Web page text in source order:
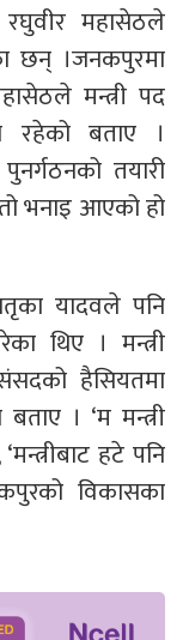
रघुवीर महासेठले
छन् ।जनकपुरमा
मन्त्री पद
रहेको बताए ।
तयारी
भनाइ आएको हो
यादवले पनि
थिए । मन्त्री
हैसियतमा
। ‘म मन्त्री
हटे पनि
विकासका